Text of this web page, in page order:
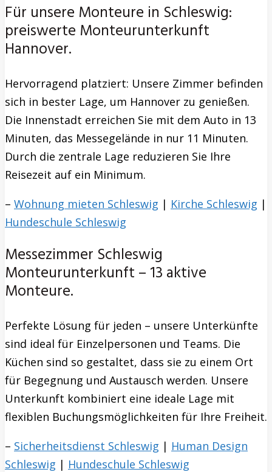
Für unsere Monteure in Schleswig:
preiswerte Monteurunterkunft
Hannover.
Hervorragend platziert: Unsere Zimmer befinden
sich in bester Lage, um Hannover zu genießen.
Die Innenstadt erreichen Sie mit dem Auto in 13
Minuten, das Messegelände in nur 11 Minuten.
Durch die zentrale Lage reduzieren Sie Ihre
Reisezeit auf ein Minimum.
– Wohnung mieten Schleswig | Kirche Schleswig |
Hundeschule Schleswig
Messezimmer Schleswig
Monteurunterkunft – 13 aktive
Monteure.
Perfekte Lösung für jeden – unsere Unterkünfte
sind ideal für Einzelpersonen und Teams. Die
Küchen sind so gestaltet, dass sie zu einem Ort
für Begegnung und Austausch werden. Unsere
Unterkunft kombiniert eine ideale Lage mit
flexiblen Buchungsmöglichkeiten für Ihre Freiheit.
– Sicherheitsdienst Schleswig | Human Design
Schleswig | Hundeschule Schleswig